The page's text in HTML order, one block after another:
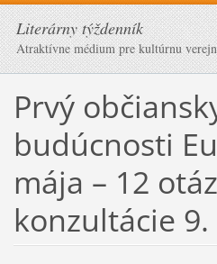
Literárny týždenník
Atraktívne médium pre kultúrnu
Prvý
budúcnosti
mája – 12
konzultácie